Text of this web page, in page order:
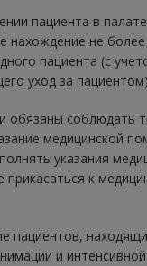
пациента в
нахождение не более
пациента (с
уход за
обязаны соблюдать
медицинской
указания
прикасаться к
пациентов,
и